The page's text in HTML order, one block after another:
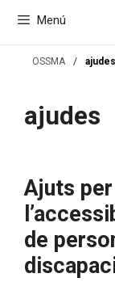
Menú
OSSMA / ajudes
ajudes
Ajuts
de